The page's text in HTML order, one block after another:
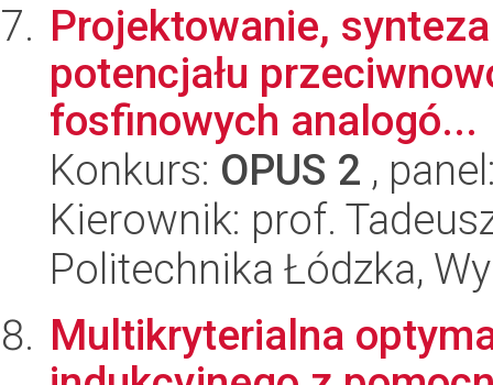
Projektowanie,
potencjału
fosfinowych analogó...
Konkurs: OPUS 2 ,
Kierownik: prof.
Politechnika Łódzka,
Multikryterialna